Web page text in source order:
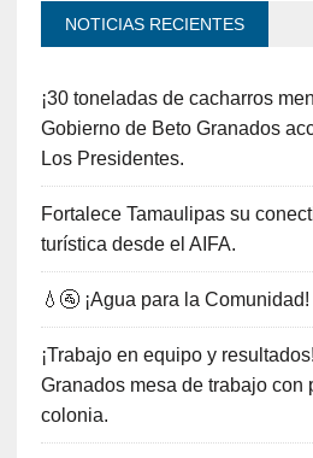
NOTICIAS RECIENTES
¡30 toneladas de cacharros
Gobierno de Beto Granados
Los Presidentes.
Fortalece Tamaulipas su
turística desde el AIFA.
💧🚰 ¡Agua para la Comunidad!
¡Trabajo en equipo y
Granados mesa de trabajo con
colonia.